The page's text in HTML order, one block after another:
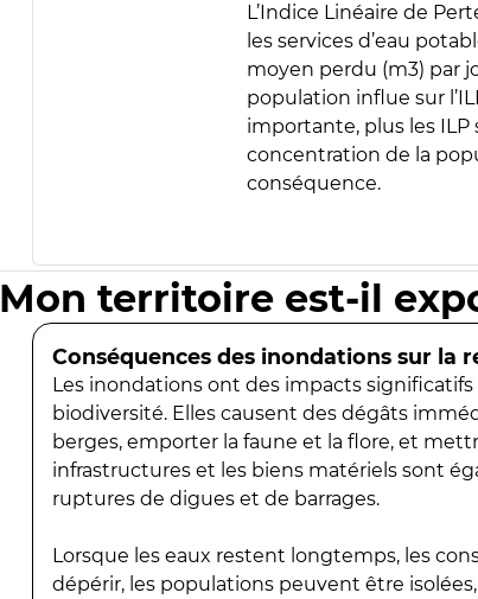
L’Indice Linéaire de
les services d’eau
moyen perdu (m3) par
population influe sur
importante, plus les
concentration de la
conséquence.
Mon territoire est-il
Conséquences des inondations sur la
Les inondations ont des impacts
biodiversité. Elles causent des dégâts
berges, emporter la faune et la flore, et
infrastructures et les biens matériels sont
ruptures de digues et de barrages.
Lorsque les eaux restent longtemps, les
dépérir, les populations peuvent être